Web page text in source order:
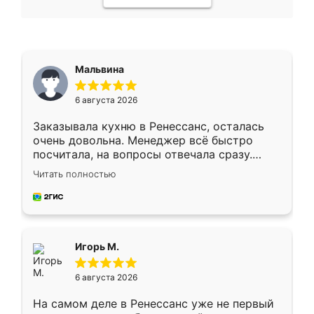
Мальвина
6 августа 2026
Заказывала кухню в Ренессанс, осталась
очень довольна. Менеджер всё быстро
посчитала, на вопросы отвечала сразу.
Замерщик приехал в субботу, подошёл к
делу со всей ответственностью. Собрали
за день, ребята работали аккуратно, даже
Читать полностью
Игорь М.
6 августа 2026
На самом деле в Ренессанс уже не первый